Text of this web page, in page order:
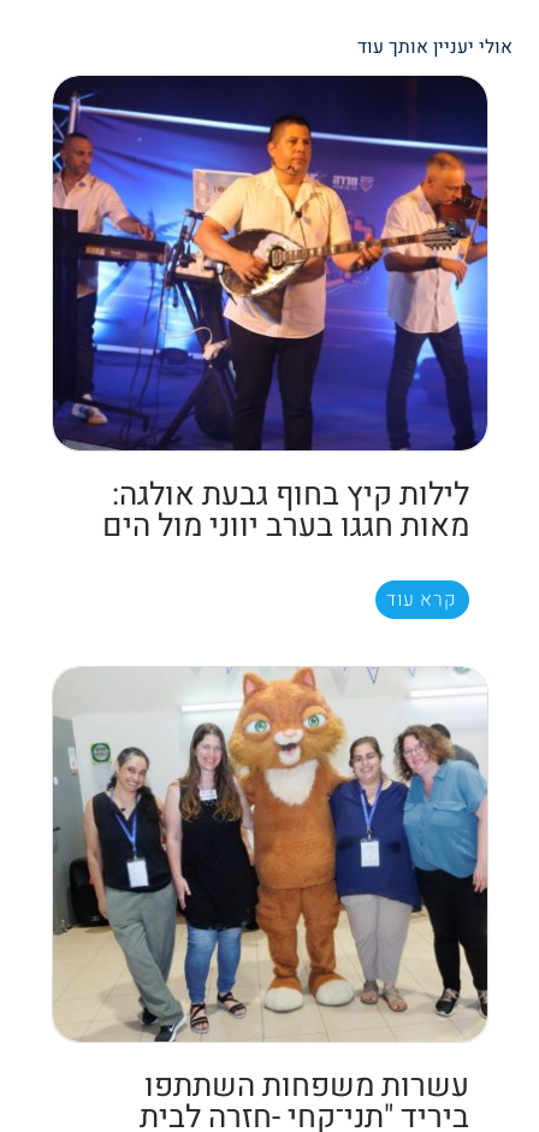
אולי יעניין אותך עוד
לילות קיץ בחוף גבעת אולגה:
מאות חגגו בערב יווני מול הים
קרא עוד
עשרות משפחות השתתפו
ביריד "תני־קחי -חזרה לבית